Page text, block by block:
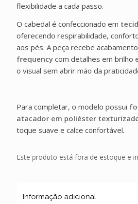
flexibilidade a cada passo.
O cabedal é confeccionado em
oferecendo respirabilidade,
aos pés. A peça recebe
frequencycom detalhes em brilho
o visual sem abrir mão da
Para completar, o modelo possui
atacador em poliéster
toque suave e calce confortável.
Este produto está fora de estoque e
Informação adicional